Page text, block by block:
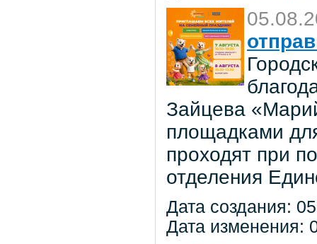
Зайцева
площадками
проходят при
отделения
Дата создания:
Дата изменения: